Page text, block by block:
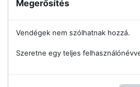
Megerősítés
Vendégek nem szólhatnak hozzá.
Szeretne egy teljes